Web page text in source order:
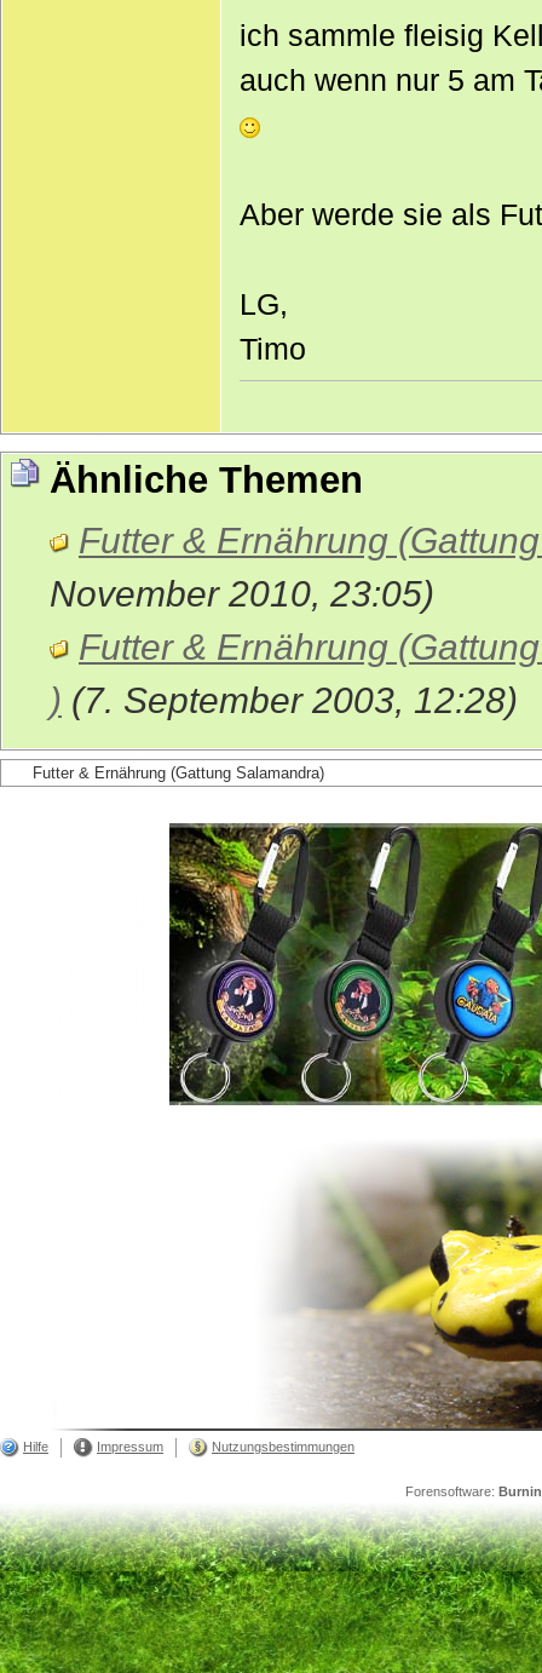
ich sammle fleisig
auch wenn nur 5 am
Aber werde sie als
LG,
Timo
Ähnliche Themen
Futter & Ernährung
November 2010, 23:05)
Futter & Ernährung
) (7. September 2003, 12:28)
Hilfe Impressum Nutzungsbestimmungen
Forensoftware: